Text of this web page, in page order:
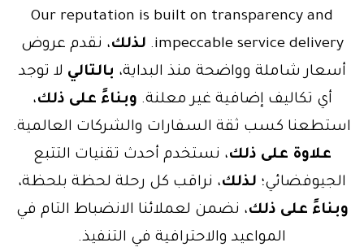
Our reputation is built on transparency and
impeccable service delivery. لذلك، نقدم عروض
أسعار شاملة وواضحة منذ البداية، بالتالي لا توجد
أي تكاليف إضافية غير معلنة. وبناءً على ذلك،
استطعنا كسب ثقة السفارات والشركات العالمية.
علاوة على ذلك، نستخدم أحدث تقنيات التتبع
الجيوفضائي؛ لذلك، نراقب كل رحلة لحظة بلحظة،
وبناءً على ذلك، نضمن لعملائنا الانضباط التام في
المواعيد والاحترافية في التنفيذ.